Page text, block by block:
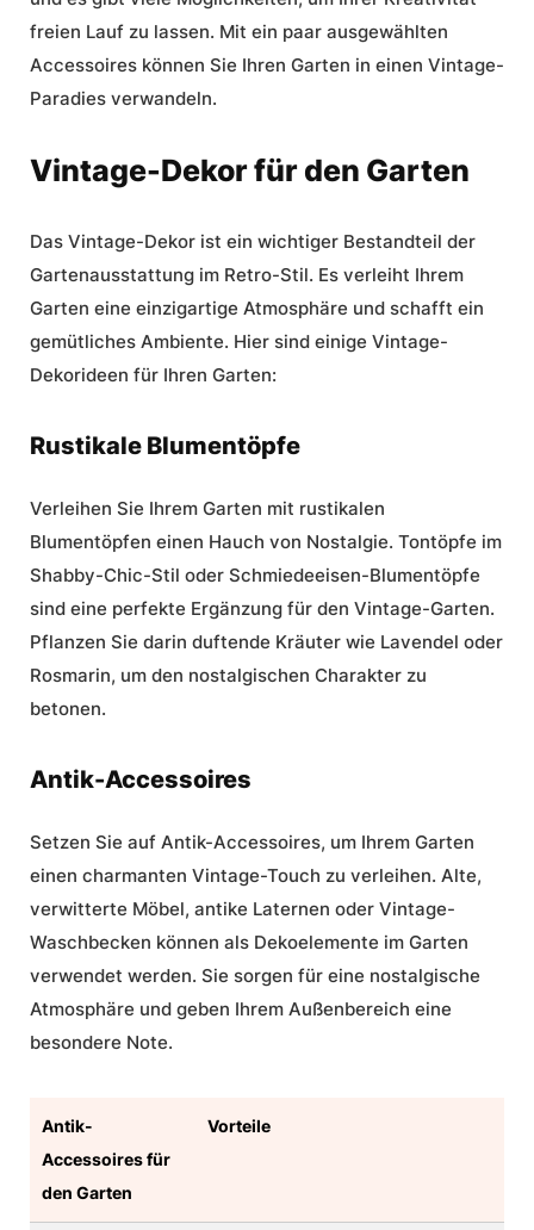
freien Lauf zu lassen. Mit ein paar ausgewählten
Accessoires können Sie Ihren Garten in einen Vintage-
Paradies verwandeln.
Vintage-Dekor für den Garten
Das Vintage-Dekor ist ein wichtiger Bestandteil der
Gartenausstattung im Retro-Stil. Es verleiht Ihrem
Garten eine einzigartige Atmosphäre und schafft ein
gemütliches Ambiente. Hier sind einige Vintage-
Dekorideen für Ihren Garten:
Rustikale Blumentöpfe
Verleihen Sie Ihrem Garten mit rustikalen
Blumentöpfen einen Hauch von Nostalgie. Tontöpfe im
Shabby-Chic-Stil oder Schmiedeeisen-Blumentöpfe
sind eine perfekte Ergänzung für den Vintage-Garten.
Pflanzen Sie darin duftende Kräuter wie Lavendel oder
Rosmarin, um den nostalgischen Charakter zu
betonen.
Antik-Accessoires
Setzen Sie auf Antik-Accessoires, um Ihrem Garten
einen charmanten Vintage-Touch zu verleihen. Alte,
verwitterte Möbel, antike Laternen oder Vintage-
Waschbecken können als Dekoelemente im Garten
verwendet werden. Sie sorgen für eine nostalgische
Atmosphäre und geben Ihrem Außenbereich eine
besondere Note.
Antik-
Accessoires für
den Garten
Vorteile